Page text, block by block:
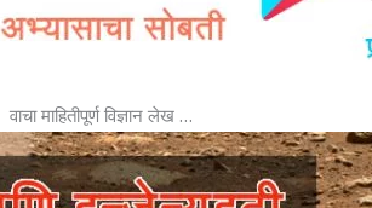
वाचा माहितीपूर्ण विज्ञान लेख …